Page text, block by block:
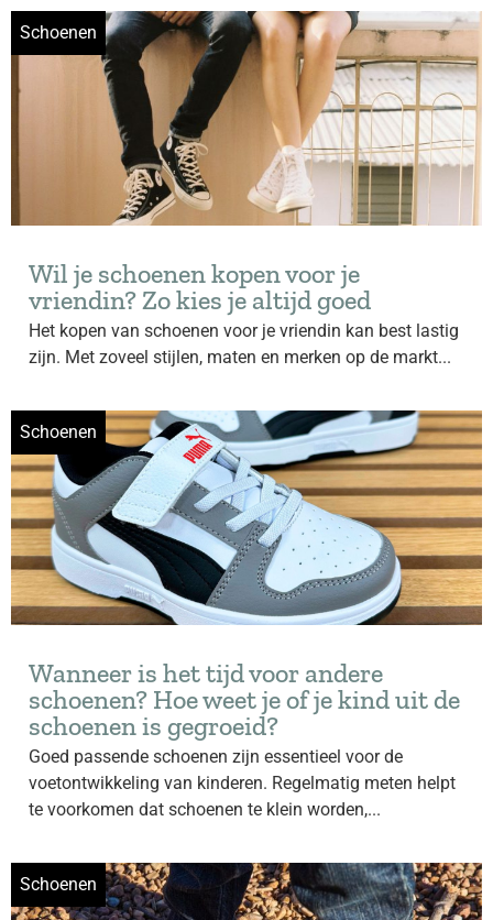
Schoenen
Wil je schoenen kopen voor je
vriendin? Zo kies je altijd goed
Het kopen van schoenen voor je vriendin kan best lastig
zijn. Met zoveel stijlen, maten en merken op de markt...
Schoenen
Wanneer is het tijd voor andere
schoenen? Hoe weet je of je kind uit de
schoenen is gegroeid?
Goed passende schoenen zijn essentieel voor de
voetontwikkeling van kinderen. Regelmatig meten helpt
te voorkomen dat schoenen te klein worden,...
Schoenen